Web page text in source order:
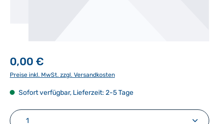
0,00 €
Preise inkl. MwSt. zzgl. Versandkosten
Sofort verfügbar, Lieferzeit: 2-5 Tage
Produkt Anzahl: Gib den gewünschten Wert ein